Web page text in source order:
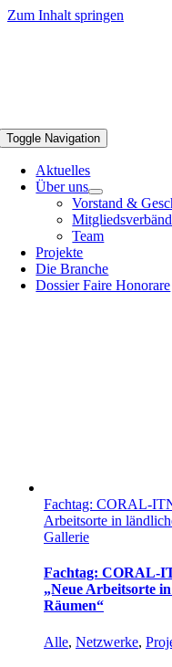
Zum Inhalt springen
Toggle Navigation
Aktuelles
Über uns
Vorstand &
Team
Projekte
Die Branche
Dossier Faire Honorare
Fachtag: CORAL-
Arbeitsorte in
Gallerie
Fachtag: CORAL-
„Neue Arbeitsorte
Räumen“
Alle, Netzwerke,